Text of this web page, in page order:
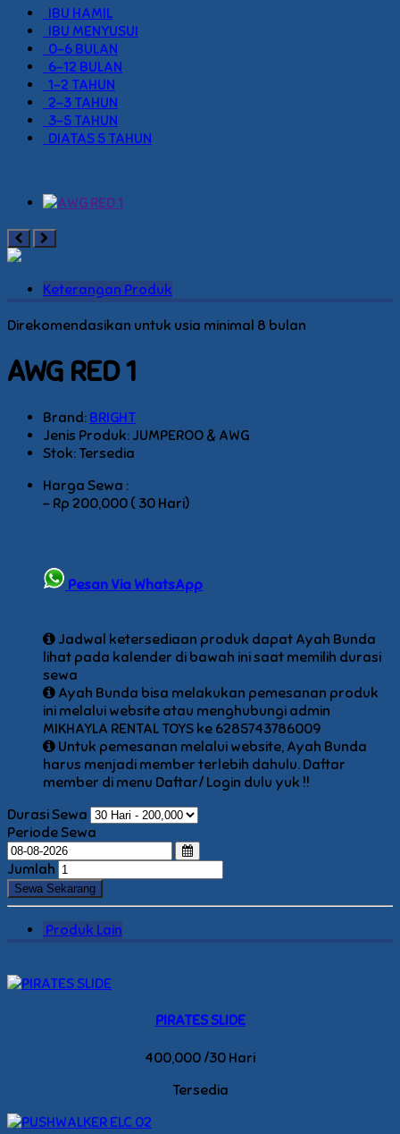
IBU HAMIL
IBU MENYUSUI
0-6 BULAN
6-12 BULAN
1-2 TAHUN
2-3 TAHUN
3-5 TAHUN
DIATAS 5 TAHUN
Keterangan Produk
Direkomendasikan untuk usia minimal 8 bulan
AWG RED 1
Brand: BRIGHT
Jenis Produk: JUMPEROO & AWG
Stok: Tersedia
Harga Sewa :
- Rp 200,000 ( 30 Hari)
Pesan Via WhatsApp
Jadwal ketersediaan produk dapat Ayah Bunda
lihat pada kalender di bawah ini saat memilih durasi
sewa
Ayah Bunda bisa melakukan pemesanan produk
ini melalui website atau menghubungi admin
MIKHAYLA RENTAL TOYS ke 6285743786009
Untuk pemesanan melalui website, Ayah Bunda
harus menjadi member terlebih dahulu. Daftar
member di menu Daftar/ Login dulu yuk !!
Durasi Sewa
Periode Sewa
Jumlah
Produk Lain
PIRATES SLIDE
400,000 /30 Hari
Tersedia